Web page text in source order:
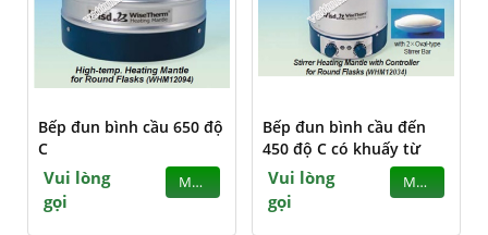
Bếp đun bình cầu 650 độ
C
Vui lòng
gọi
MUA
Bếp đun bình cầu đến
450 độ C có khuấy từ
Vui lòng
gọi
MUA